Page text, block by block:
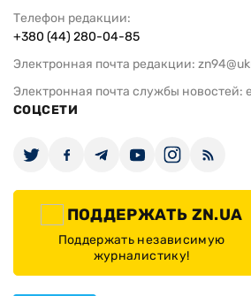
Телефон редакции:
+380 (44) 280-04-85
Электронная почта редакции:
Электронная почта службы новостей:
СОЦСЕТИ
ПОДДЕРЖАТЬ ZN.UA
Поддержать независимую
журналистику!